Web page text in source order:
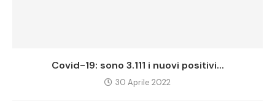
Covid-19: sono 3.111 i nuovi positivi...
30 Aprile 2022